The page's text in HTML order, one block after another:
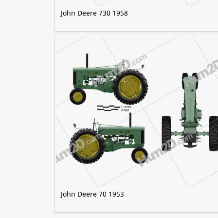
John Deere 730 1958
John Deere 70 1953